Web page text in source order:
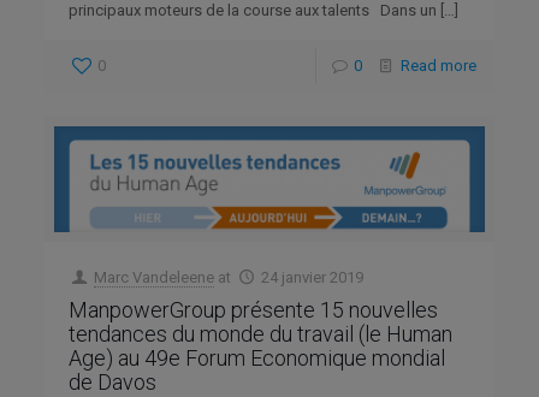
principaux moteurs de la course aux talents Dans un […]
0 0 Read more
Marc Vandeleene at 24 janvier 2019
ManpowerGroup présente 15 nouvelles
tendances du monde du travail (le Human
Age) au 49e Forum Economique mondial
de Davos